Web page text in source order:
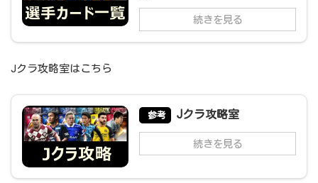
続きを見る
Jクラ攻略室はこちら
参考 Jクラ攻略室
続きを見る